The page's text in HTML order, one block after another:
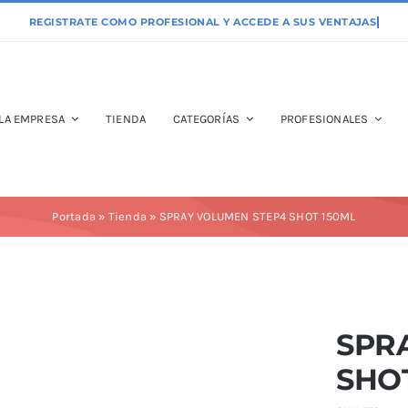
LA EMPRESA TIENDA CATEGORÍAS PROFESIONALES
Portada » Tienda » SPRAY VOLUMEN STEP4 SHOT 150ML